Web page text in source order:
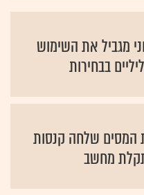
מגביל את השימוש
בבחירות
המסים שלחה קנסות
מחשב